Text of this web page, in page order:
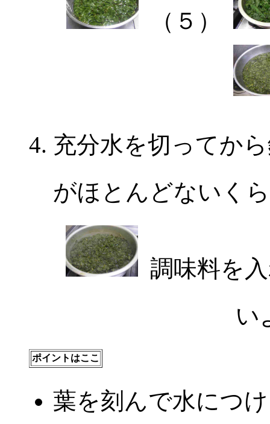
（５）
充分水を切ってか
がほとんどないく
調味料を
い
ポイントはここ
葉を刻んで水につ